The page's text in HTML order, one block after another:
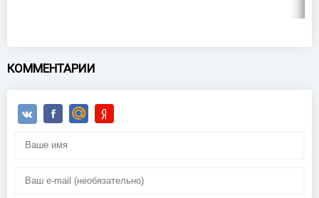
КОММЕНТАРИИ